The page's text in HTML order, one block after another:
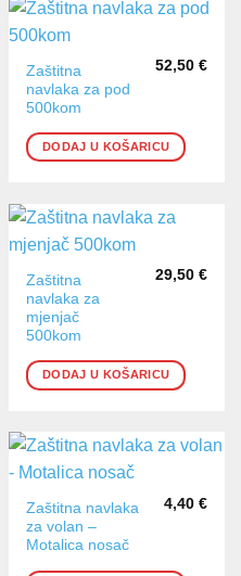
Zaštitna
navlaka za pod
500kom
52,50 €
DODAJ U KOŠARICU
Zaštitna
navlaka za
mjenjač
500kom
29,50 €
DODAJ U KOŠARICU
Zaštitna navlaka
za volan –
Motalica nosač
4,40 €